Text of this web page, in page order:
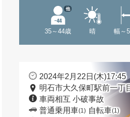
35～44歳
他
晴 幅～
2024年2月22日(木)17:45
明石市大久保町駅前一丁
車両相互 小破事故
普通乗用車(1) 自転車(1)